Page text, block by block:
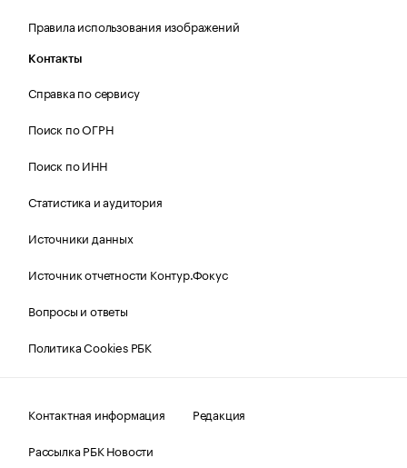
Правила использования изображений
Контакты
Справка по сервису
Поиск по ОГРН
Поиск по ИНН
Статистика и аудитория
Источники данных
Источник отчетности Контур.Фокус
Вопросы и ответы
Политика Cookies РБК
Контактная информация
Редакция
Рассылка РБК Новости